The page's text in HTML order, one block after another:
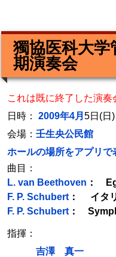
獨協医科大学
期演奏会
これは既に終了した演奏
日時： 2009年4月 5日(日)
会場： 壬生央公民館
ホールの場所をアプリで
曲目：
L. van Beethoven ：
F. P. Schubert ： イタ
F. P. Schubert ：
指揮：
吉澤 真一